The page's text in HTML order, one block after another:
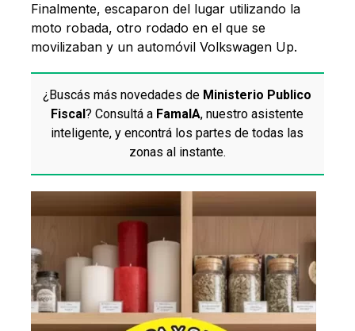
Finalmente, escaparon del lugar utilizando la
moto robada, otro rodado en el que se
movilizaban y un automóvil Volkswagen Up.
¿Buscás más novedades de Ministerio Publico
Fiscal? Consultá a FamaIA, nuestro asistente
inteligente, y encontrá los partes de todas las
zonas al instante.